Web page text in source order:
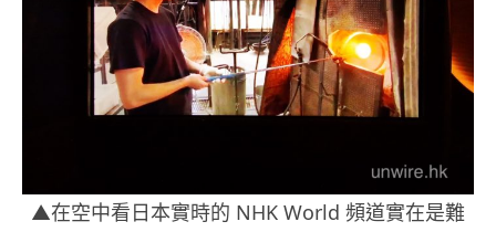
▲在空中看日本實時的 NHK World 頻道實在是難